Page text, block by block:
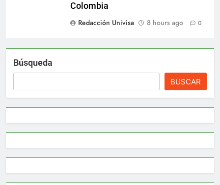
Colombia
Redacción Univisa
8 hours ago 0
Búsqueda
BUSCAR